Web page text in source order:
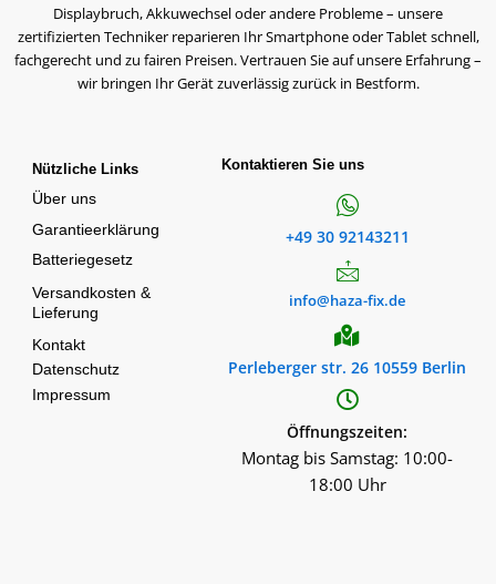
Displaybruch, Akkuwechsel oder andere Probleme – unsere
zertifizierten Techniker reparieren Ihr Smartphone oder Tablet schnell,
fachgerecht und zu fairen Preisen. Vertrauen Sie auf unsere Erfahrung –
wir bringen Ihr Gerät zuverlässig zurück in Bestform.
Nützliche Links
Über uns
Garantieerklärung
Batteriegesetz
Versandkosten &
Lieferung
Kontakt
Datenschutz
Impressum
Kontaktieren Sie uns
+49 30 92143211
info@haza-fix.de
Perleberger str. 26 10559 Berlin
Öffnungszeiten:
Montag bis Samstag: 10:00-
18:00 Uhr